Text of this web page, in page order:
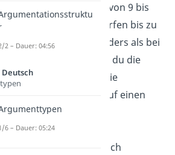
Zentimeter, eine Breite von 9 bis
12,5 Zentimeter und dürfen bis zu
500 Gramm wiegen. Anders als bei
anderen Briefen kannst du die
Briefmarke
auf die
Postkarte kleben und auf einen
Umschlagverzichten
Du kannst auch
2 – Dauer: 04:56
6 – Dauer: 05:24